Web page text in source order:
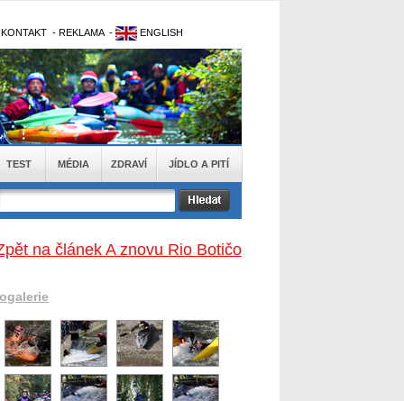
KONTAKT - REKLAMA - ENGLISH
TEST MÉDIA ZDRAVÍ JÍDLO A PITÍ
na článek A znovu Rio Botičo